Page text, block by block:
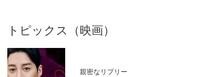
トピックス（映画）
親密なリプリー